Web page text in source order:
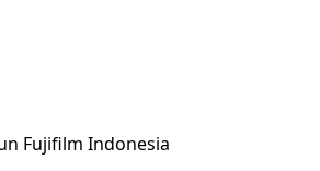
Fujifilm Indonesia